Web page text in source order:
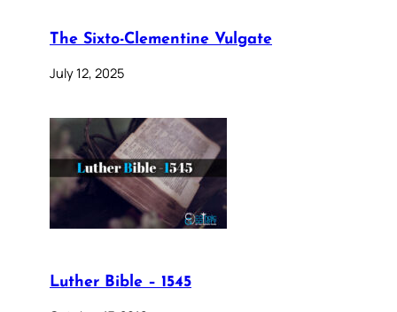
The Sixto-Clementine Vulgate
July 12, 2025
Luther Bible – 1545